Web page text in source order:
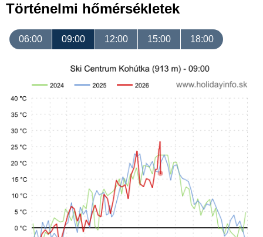
Történelmi hőmérsékletek
06:00 09:00 12:00 15:00 18:00